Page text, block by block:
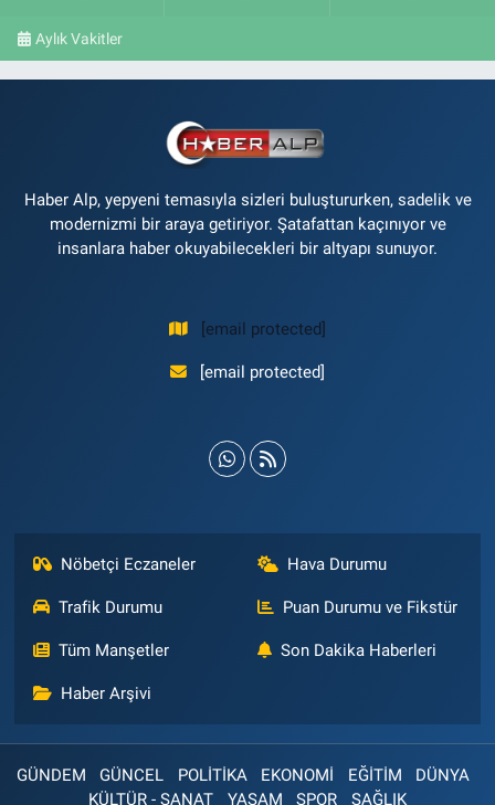
Aylık Vakitler
Haber Alp, yepyeni temasıyla sizleri buluştururken, sadelik ve
modernizmi bir araya getiriyor. Şatafattan kaçınıyor ve
insanlara haber okuyabilecekleri bir altyapı sunuyor.
[email protected]
[email protected]
Nöbetçi Eczaneler Hava Durumu
Trafik Durumu Puan Durumu ve Fikstür
Tüm Manşetler Son Dakika Haberleri
Haber Arşivi
GÜNDEM GÜNCEL POLİTİKA EKONOMİ EĞİTİM
DÜNYA
KÜLTÜR - SANAT
YAŞAM SPOR SAĞLIK